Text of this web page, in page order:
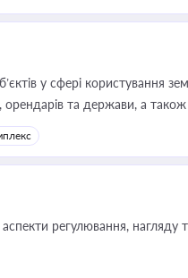
у сфері користування
та держави, а
регулювання, нагляду